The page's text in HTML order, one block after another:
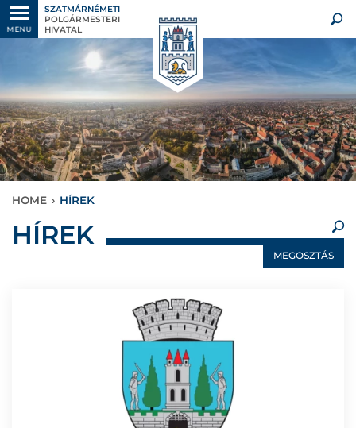
MENU
SZATMÁRNÉMETI
POLGÁRMESTERI
HIVATAL
HOME › HÍREK
×
HÍREK
MEGOSZTÁS